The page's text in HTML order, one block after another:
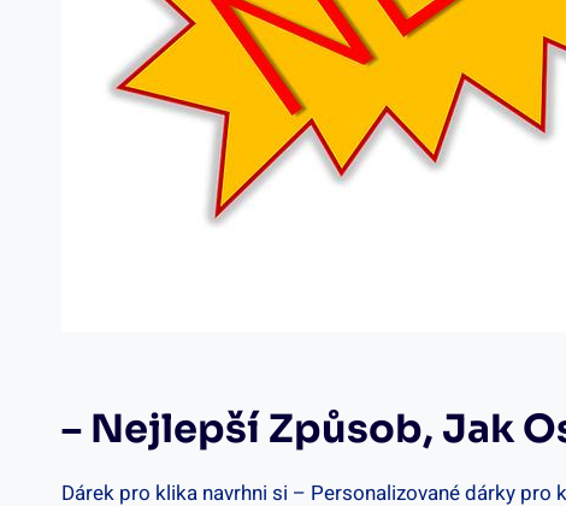
– Nejlepší Způsob, ​jak
Dárek pro klika​ navrhni si – Personalizované dárky pro